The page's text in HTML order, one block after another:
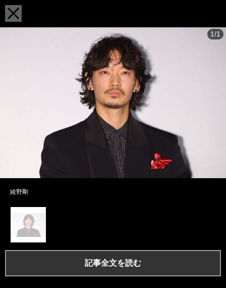
1/1
綾野剛
記事全文を読む